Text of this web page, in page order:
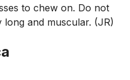
to chew on. Do not
and muscular. (JR)